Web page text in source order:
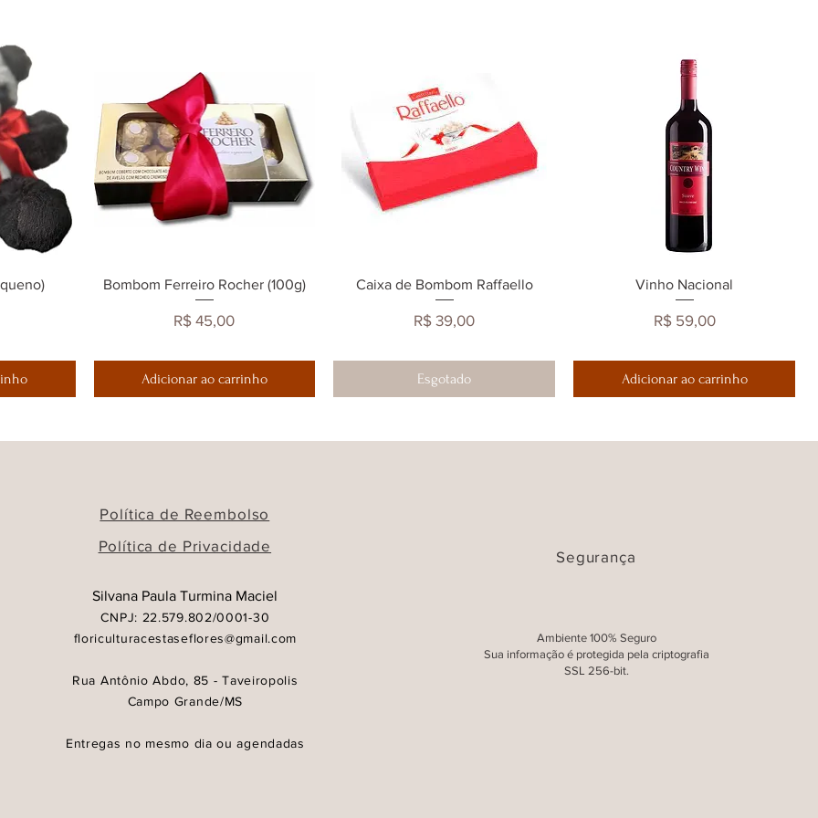
Visualização rápida
Bombom Ferreiro Rocher (100g)
Preço
R$ 45,00
Adicionar ao carrinho
Visualização rápida
Caixa de Bombom Raffaello
Preço
R$ 39,00
Esgotado
Visualização rápida
Vinho Nacional
Preço
R$ 59,00
Adicionar ao carrinho
Visualização rápida
Coração "Eu te Amo" Tam médio
Preço
R$ 89,00
Adicionar ao carrinho
Ursinho Pepita (30x28cm) Várias
Visualização rápida
Bombom da Lacta ou Nestlé (caixa
de 302g)
Política de Reembolso
Política de Privacidade
Silvana Paula Turmina Maciel
CNPJ: 22.579.802/0001-30
floriculturacestaseflores@gmail.com
Rua Antônio Abdo, 85 - Taveiropolis
Campo Grande/MS
Entregas no mesmo dia ou agendadas
Segurança
Ambiente 100% Seguro
Sua informação é protegida pela criptografia
SSL 256-bit.